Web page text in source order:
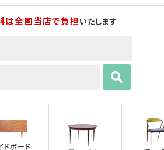
は全国当店で負担いたします